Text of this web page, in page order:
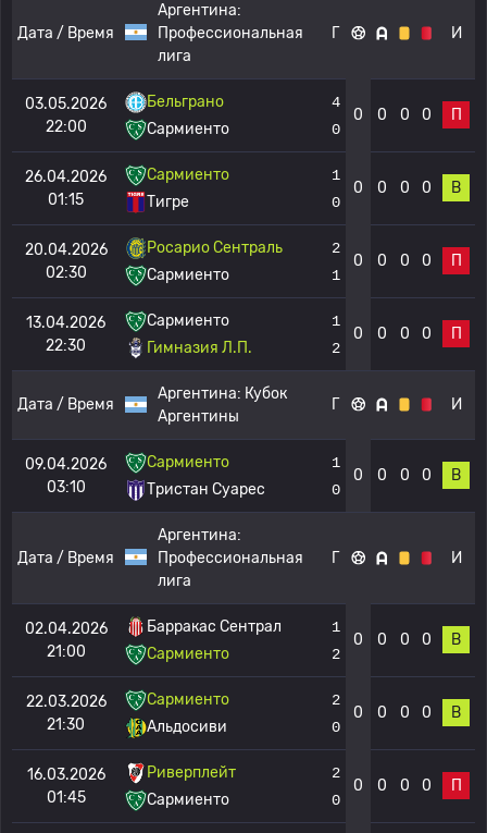
Дата / Время
Аргентина:
Профессиональная
лига
Г И
03.05.2026
22:00
Бельграно
Сармиенто
4
0
0 0 0 0 П
26.04.2026
01:15
Сармиенто
Тигре
1
0
0 0 0 0 В
20.04.2026
02:30
Росарио Сентраль
Сармиенто
2
1
0 0 0 0 П
13.04.2026
22:30
Сармиенто
Гимназия Л.П.
1
2
0 0 0 0 П
Дата / Время
Аргентина: Кубок
Аргентины
Г И
09.04.2026
03:10
Сармиенто
Тристан Суарес
1
0
0 0 0 0 В
Дата / Время
Аргентина:
Профессиональная
лига
Г И
02.04.2026
21:00
Барракас Сентрал
Сармиенто
1
2
0 0 0 0 В
22.03.2026
21:30
Сармиенто
Альдосиви
2
0
0 0 0 0 В
16.03.2026
01:45
Риверплейт
Сармиенто
2
0
0 0 0 0 П